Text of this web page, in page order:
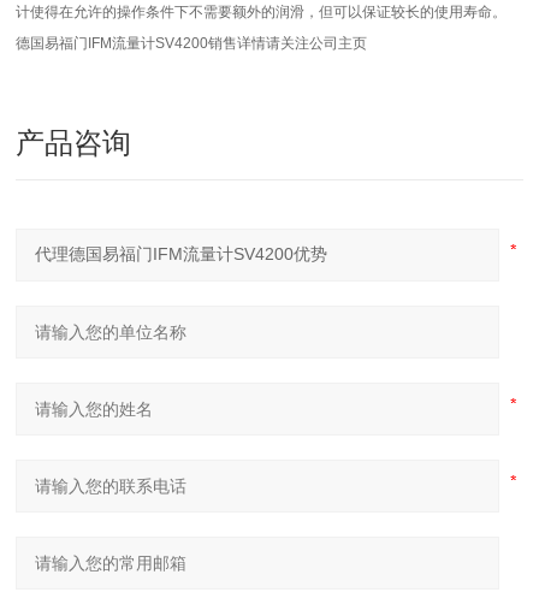
计使得在允许的操作条件下不需要额外的润滑，但可以保证较长的使用寿命。
德国易福门IFM流量计SV4200销售详情请关注公司主页
产品咨询